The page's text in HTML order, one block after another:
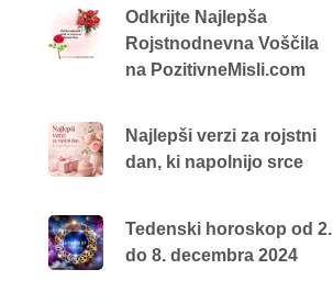
Odkrijte Najlepša
Rojstnodnevna Voščila
na PozitivneMisli.com
Najlepši verzi za rojstni
dan, ki napolnijo srce
Tedenski horoskop od 2.
do 8. decembra 2024